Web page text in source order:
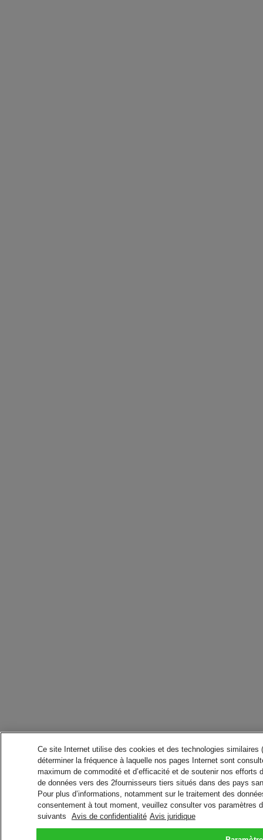
Ce site Internet utilise des cookies et des technologies
déterminer la fréquence à laquelle nos pages Internet sont
maximum de commodité et d’efficacité et de soutenir nos
de données vers des 2fournisseurs tiers situés dans des pays
Pour plus d’informations, notamment sur le traitement des
consentement à tout moment, veuillez consulter vos paramètres
suivants
Avis de confidentialité Avis juridique